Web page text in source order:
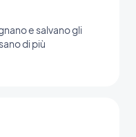
e salvano gli
di più